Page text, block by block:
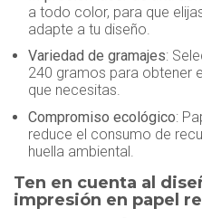
a todo color, para que
adapte a tu diseño.
Variedad de gramajes:
240 gramos para obtener
que necesitas.
Compromiso ecológico:
reduce el consumo de
huella ambiental.
Ten en cuenta al
impresión en papel